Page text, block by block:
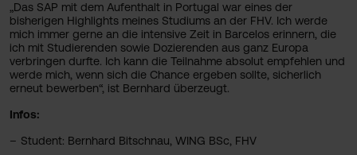
„Das SAP mit dem Aufenthalt in Portugal war eines der
bisherigen Highlights meines Studiums an der FHV. Ich werde
mich immer gerne an die intensive Zeit in Barcelos erinnern, die
ich mit Studierenden sowie Dozierenden aus ganz Europa
verbringen durfte. Ich kann die Teilnahme absolut empfehlen und
werde mich, wenn sich die Chance ergeben sollte, sicherlich
erneut bewerben“, ist Bernhard überzeugt.
Infos:
Student: Bernhard Bitschnau, WING BSc, FHV